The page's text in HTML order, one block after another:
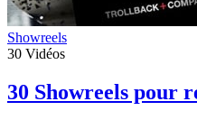
Showreels
30 Vidéos
30 Showreels pour